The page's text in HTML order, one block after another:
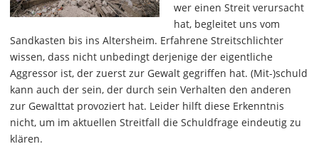
wer einen Streit verursacht
hat, begleitet uns vom
Sandkasten bis ins Altersheim. Erfahrene Streitschlichter
wissen, dass nicht unbedingt derjenige der eigentliche
Aggressor ist, der zuerst zur Gewalt gegriffen hat. (Mit-)schuld
kann auch der sein, der durch sein Verhalten den anderen
zur Gewalttat provoziert hat. Leider hilft diese Erkenntnis
nicht, um im aktuellen Streitfall die Schuldfrage eindeutig zu
klären.